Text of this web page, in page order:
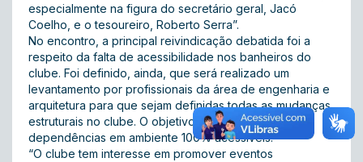
especialmente na figura do secretário geral, Jacó
Coelho, e o tesoureiro, Roberto Serra”.
No encontro, a principal reivindicação debatida foi a
respeito da falta de acessibilidade nos banheiros do
clube. Foi definido, ainda, que será realizado um
levantamento por profissionais da área de engenharia e
arquitetura para que sejam definidas todas as mudanças
estruturais no clube. O objetivo é tornas as
dependências em ambiente 100% acessíveis.
“O clube tem interesse em promover eventos